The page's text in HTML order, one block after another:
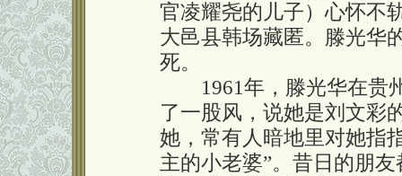
官凌耀尧的儿子）心怀不
大邑县韩场藏匿。滕光华
死。
1961年，滕光华在贵
了一股风，说她是刘文彩
她，常有人暗地里对她指
主的小老婆”。昔日的朋